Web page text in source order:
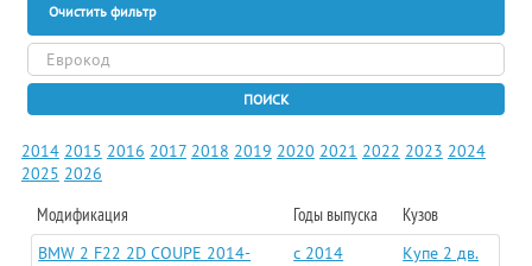
Очистить фильтр
ПОИСК
2014 2015 2016 2017 2018 2019 2020 2021 2022 2023 2024
2025 2026
Модификация Годы выпуска Кузов
BMW 2 F22 2D COUPE 2014- c 2014 Купе 2 дв.